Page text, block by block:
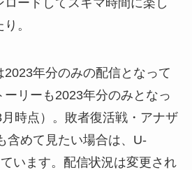
ードしてスキマ時間に楽し
。
年分のみの配信となって
リーも2023年分のみとなっ
時点）。敗者復活戦・アナザ
含めて見たい場合は、U-
います。配信状況は変更され